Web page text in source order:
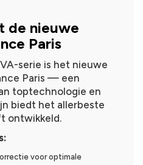
de nieuwe
Paris
serie is het nieuwe
Paris — een
toptechnologie en
biedt het allerbeste
ontwikkeld.
voor optimale